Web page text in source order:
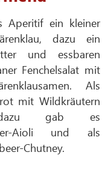
Aperitif ein kleiner
dazu ein
und essbaren
Fenchelsalat mit
Als
mit Wildkräutern
gab es
Aioli und als
Chutney.